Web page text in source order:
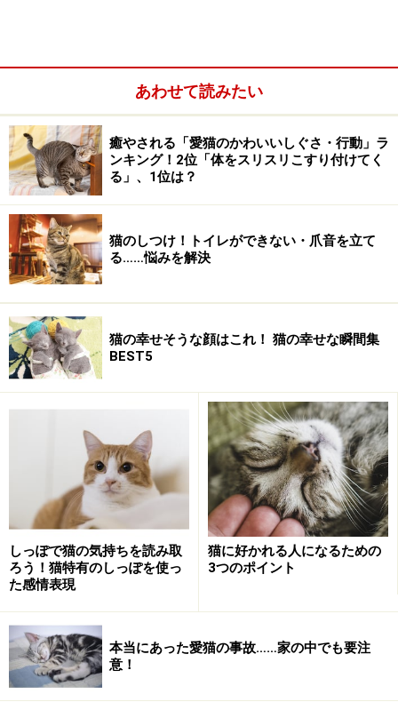
そもそも、猫はなぜ鳴くの？
猫が鳴きやまないときに考えられる原因・甘えん坊
さんのサインかも？
猫の夜鳴きが気になるときの対策
もしかすると”発情期”が原因かも？
性格によって鳴かない猫もいる
鳴かない猫も、訴えたい気持ちはあります
生まれつき非常によく鳴く猫と、ほとんど鳴かない猫、
すなわち声を出すのが下手な猫がいます。自分の意志で
鳴かない猫もいれば、鳴き方がわからない、かすれ声し
か出せない、または口を開けて鳴いているつもりだけれ
ど、ちゃんと声が出ない猫もいます。身体的に問題があ
るのかも知れませんが、性格的に誰かに依存することが
苦手な猫は、鳴かない傾向が高いようです。
でも、鳴かないからといって甘えたいし、何か伝えたい
ことはあるのです。鳴かない猫と暮らしている方は、声
に出てこないボディランゲージをきちんと読み取ってあ
あわせて読みたい
癒やされる「愛猫のかわいいしぐさ・行動」ラ
ンキング！2位「体をスリスリこすり付けてく
る」、1位は？
猫のしつけ！トイレができない・爪音を立て
る……悩みを解決
猫の幸せそうな顔はこれ！ 猫の幸せな瞬間集
BEST5
しっぽで猫の気持ちを読み取
ろう！猫特有のしっぽを使っ
た感情表現
猫に好かれる人になるための
3つのポイント
本当にあった愛猫の事故……家の中でも要注
意！